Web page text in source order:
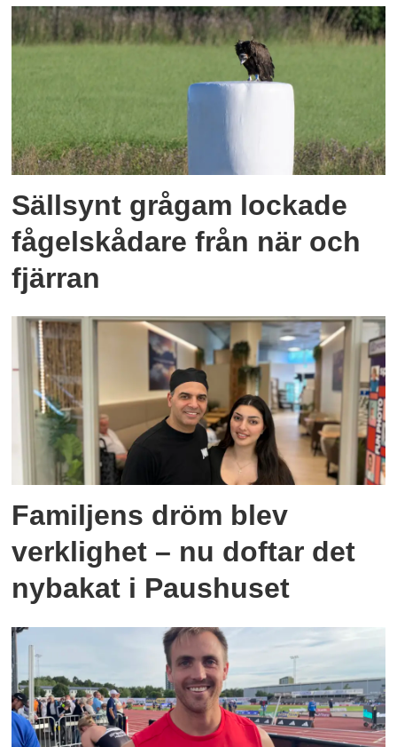
Sällsynt grågam lockade
fågelskådare från när och
fjärran
Familjens dröm blev
verklighet – nu doftar det
nybakat i Paushuset